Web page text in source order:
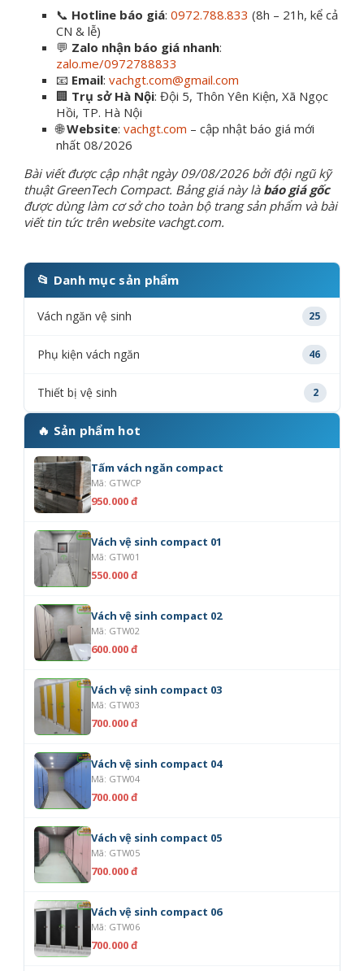
📞 Hotline báo giá: 0972.788.833 (8h – 21h, kể cả
CN & lễ)
💬 Zalo nhận báo giá nhanh:
zalo.me/0972788833
📧 Email: vachgt.com@gmail.com
🏢 Trụ sở Hà Nội: Đội 5, Thôn Yên Kiện, Xã Ngọc
Hồi, TP. Hà Nội
🌐Website: vachgt.com – cập nhật báo giá mới
nhất 08/2026
Bài viết được cập nhật ngày 09/08/2026 bởi đội ngũ kỹ
thuật GreenTech Compact. Bảng giá này là báo giá gốc
được dùng làm cơ sở cho toàn bộ trang sản phẩm và bài
viết tin tức trên website vachgt.com.
📂 Danh mục sản phẩm
Vách ngăn vệ sinh 25
Phụ kiện vách ngăn 46
Thiết bị vệ sinh 2
🔥 Sản phẩm hot
Tấm vách ngăn compact
Mã: GTWCP
950.000 đ
Vách vệ sinh compact 01
Mã: GTW01
550.000 đ
Vách vệ sinh compact 02
Mã: GTW02
600.000 đ
Vách vệ sinh compact 03
Mã: GTW03
700.000 đ
Vách vệ sinh compact 04
Mã: GTW04
700.000 đ
Vách vệ sinh compact 05
Mã: GTW05
700.000 đ
Vách vệ sinh compact 06
Mã: GTW06
700.000 đ